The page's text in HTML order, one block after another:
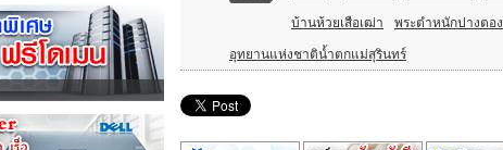
บ้านห้วยเสือเฒ่า พระตำหนักปางตอง
อุทยานแห่งชาติน้ำตกแม่สุรินทร์